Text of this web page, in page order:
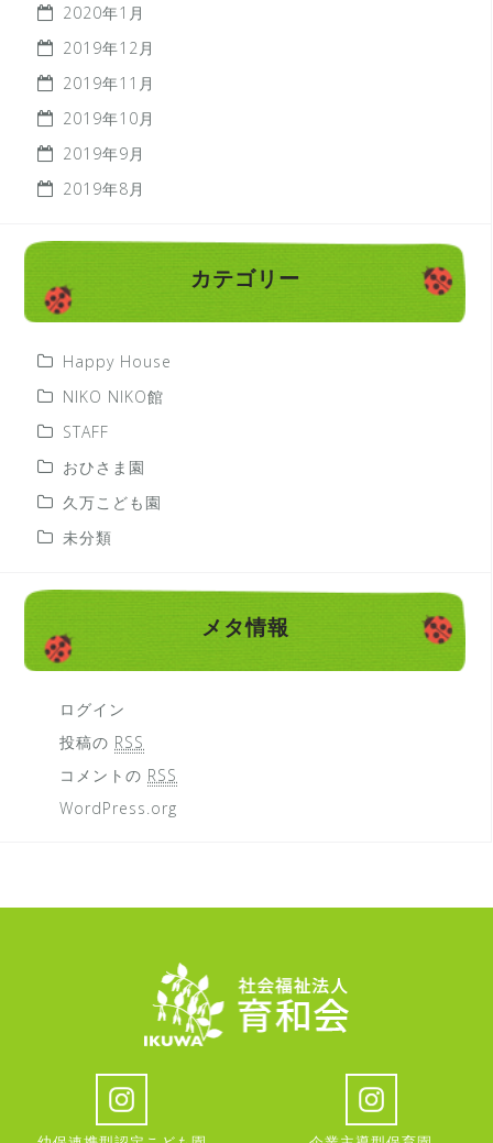
2020年1月
2019年12月
2019年11月
2019年10月
2019年9月
2019年8月
カテゴリー
Happy House
NIKO NIKO館
STAFF
おひさま園
久万こども園
未分類
メタ情報
ログイン
投稿の RSS
コメントの RSS
WordPress.org